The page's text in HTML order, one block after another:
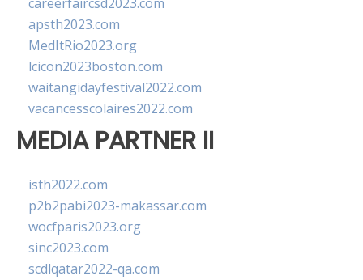
apsth2023.com
MedItRio2023.org
lcicon2023boston.com
waitangidayfestival2022.com
vacancesscolaires2022.com
MEDIA PARTNER II
isth2022.com
p2b2pabi2023-makassar.com
wocfparis2023.org
sinc2023.com
scdlqatar2022-qa.com